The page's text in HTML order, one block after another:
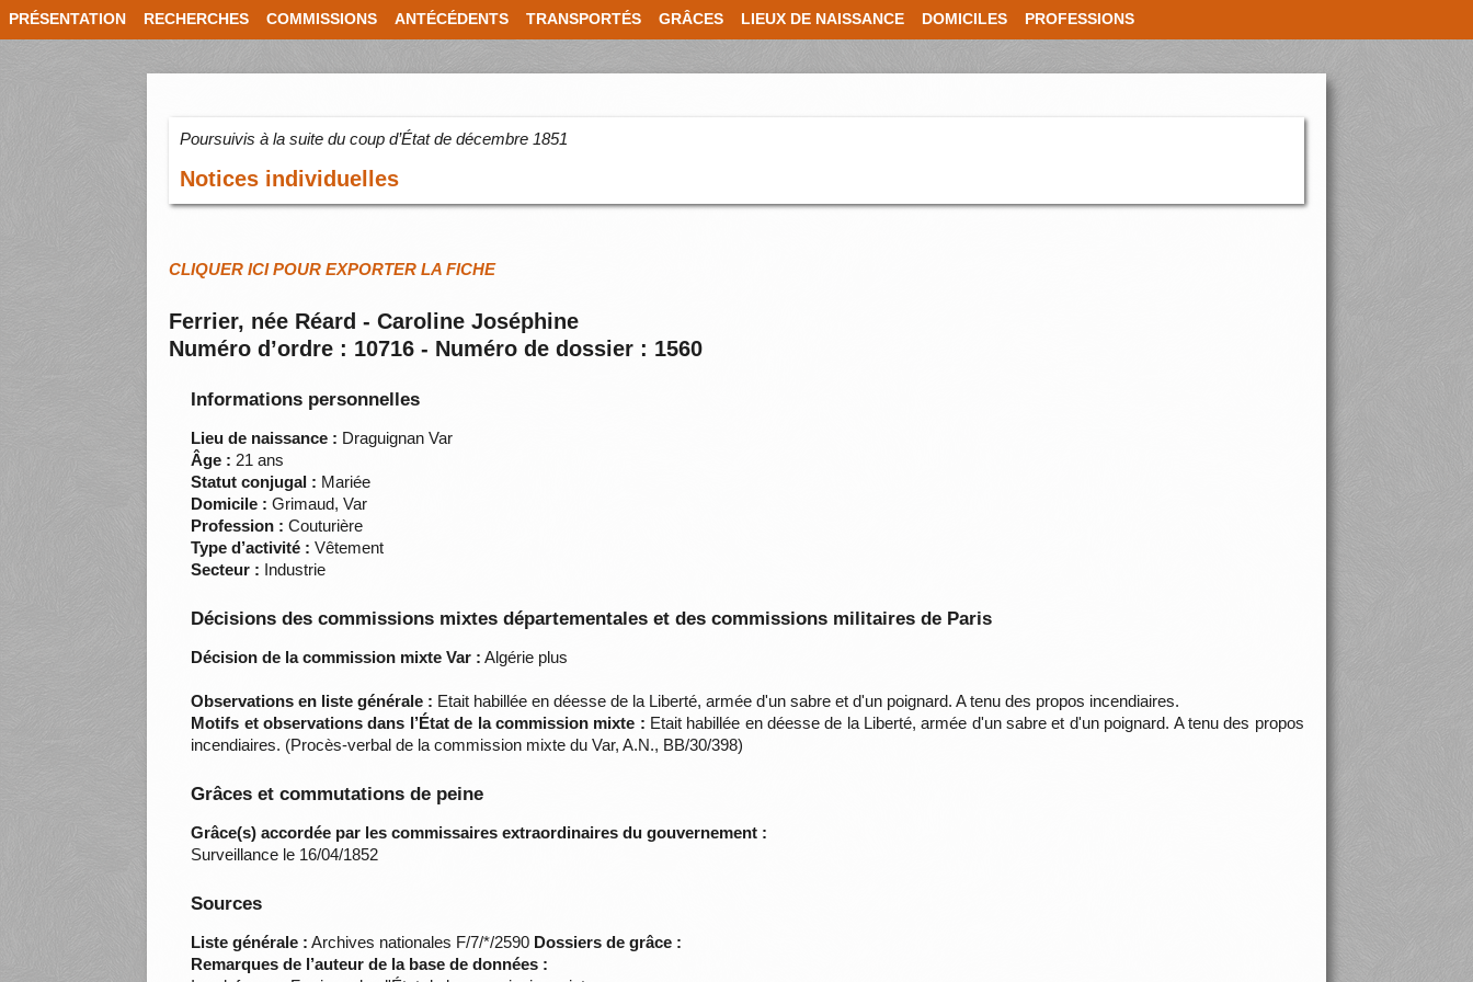
PRÉSENTATION RECHERCHES COMMISSIONS ANTÉCÉDENTS TRANSPORTÉS GRÂCES LIEUX DE NAISSANCE DOMICILES PROFESSIONS
Poursuivis à la suite du coup d’État de décembre 1851
Notices individuelles
CLIQUER ICI POUR EXPORTER LA FICHE
Ferrier, née Réard - Caroline Joséphine
Numéro d’ordre : 10716 - Numéro de dossier : 1560
Informations personnelles
Lieu de naissance : Draguignan Var
Âge : 21 ans
Statut conjugal : Mariée
Domicile : Grimaud, Var
Profession : Couturière
Type d’activité : Vêtement
Secteur : Industrie
Décisions des commissions mixtes départementales et des commissions militaires de Paris
Décision de la commission mixte Var : Algérie plus
Observations en liste générale : Etait habillée en déesse de la Liberté, armée d'un sabre et d'un poignard. A tenu des propos incendiaires.
Motifs et observations dans l’État de la commission mixte : Etait habillée en déesse de la Liberté, armée d'un sabre et d'un poignard. A tenu des propos
incendiaires. (Procès-verbal de la commission mixte du Var, A.N., BB/30/398)
Grâces et commutations de peine
Grâce(s) accordée par les commissaires extraordinaires du gouvernement :
Surveillance le 16/04/1852
Sources
Liste générale : Archives nationales F/7/*/2590 Dossiers de grâce :
Remarques de l’auteur de la base de données :